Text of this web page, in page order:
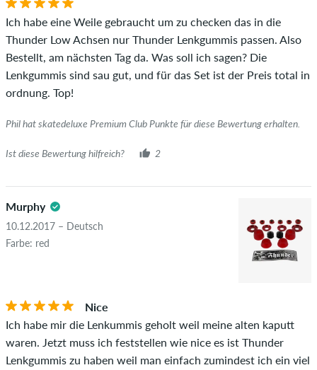
Ob die Bewertung von einer Person stammt, die diesen
Artikel wirklich gekauft hat, erkennst du am grünen Haken
neben dem Namen mit dem Zusatz "Verifizierter Kauf". Bei
diesen Personen wurde der Kauf anhand ihrer Bestellungen
überprüft. Bei Bewertungen ohne grünen Haken, können wir
leider nicht garantieren, dass die Personen den Artikel
Ich habe eine Weile gebraucht um zu checken das in die
Thunder Low Achsen nur Thunder Lenkgummis passen. Also
Bestellt, am nächsten Tag da. Was soll ich sagen? Die
Lenkgummis sind sau gut, und für das Set ist der Preis total in
ordnung. Top!
Phil hat skatedeluxe Premium Club Punkte für diese Bewertung erhalten.
Ist diese Bewertung hilfreich? 2
Murphy
10.12.2017 – Deutsch
Farbe: red
Nice
Ich habe mir die Lenkummis geholt weil meine alten kaputt
waren. Jetzt muss ich feststellen wie nice es ist Thunder
Lenkgummis zu haben weil man einfach zumindest ich ein viel